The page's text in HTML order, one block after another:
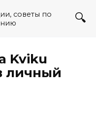
советы по
Kviku
личный